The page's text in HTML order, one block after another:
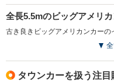
全長5.5mのビッグアメリ
タウンカーを扱う注目